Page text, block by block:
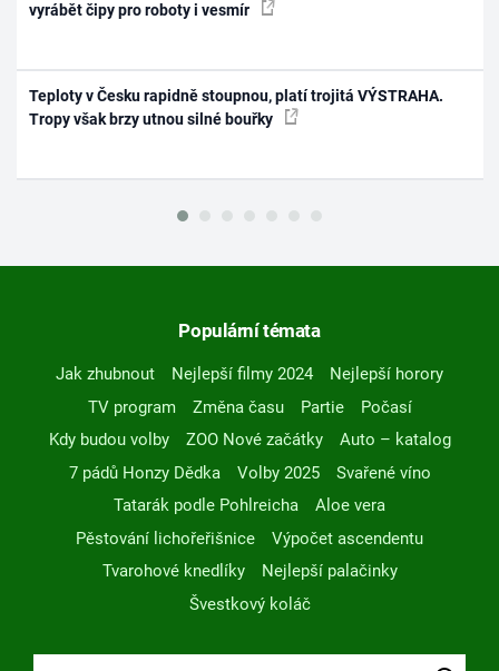
vyrábět čipy pro roboty i vesmír
Teploty v Česku rapidně stoupnou, platí trojitá VÝSTRAHA.
Tropy však brzy utnou silné bouřky
Populární témata
Jak zhubnout Nejlepší filmy 2024
Nejlepší horory
TV program
Změna času Partie
Počasí
Kdy budou volby
ZOO Nové začátky
Auto – katalog
7 pádů Honzy Dědka
Volby 2025
Svařené víno
Tatarák podle Pohlreicha
Aloe vera
Pěstování lichořeřišnice
Výpočet ascendentu
Tvarohové knedlíky
Nejlepší palačinky
Švestkový koláč